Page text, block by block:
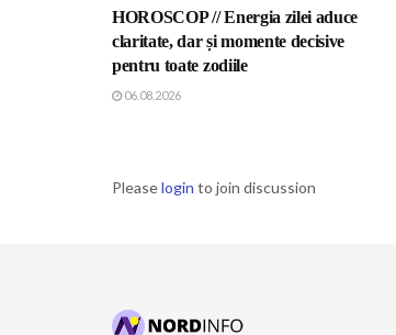
HOROSCOP // Energia zilei aduce
claritate, dar și momente decisive
pentru toate zodiile
06.08.2026
Pleaselogin to join discussion